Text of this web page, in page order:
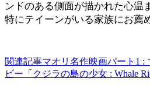
ンドのある側面が描かれた心温
特にテイーンがいる家族にお薦
関連記事マオリ名作映画パート1 :
ビー「クジラの島の少女 : Whale